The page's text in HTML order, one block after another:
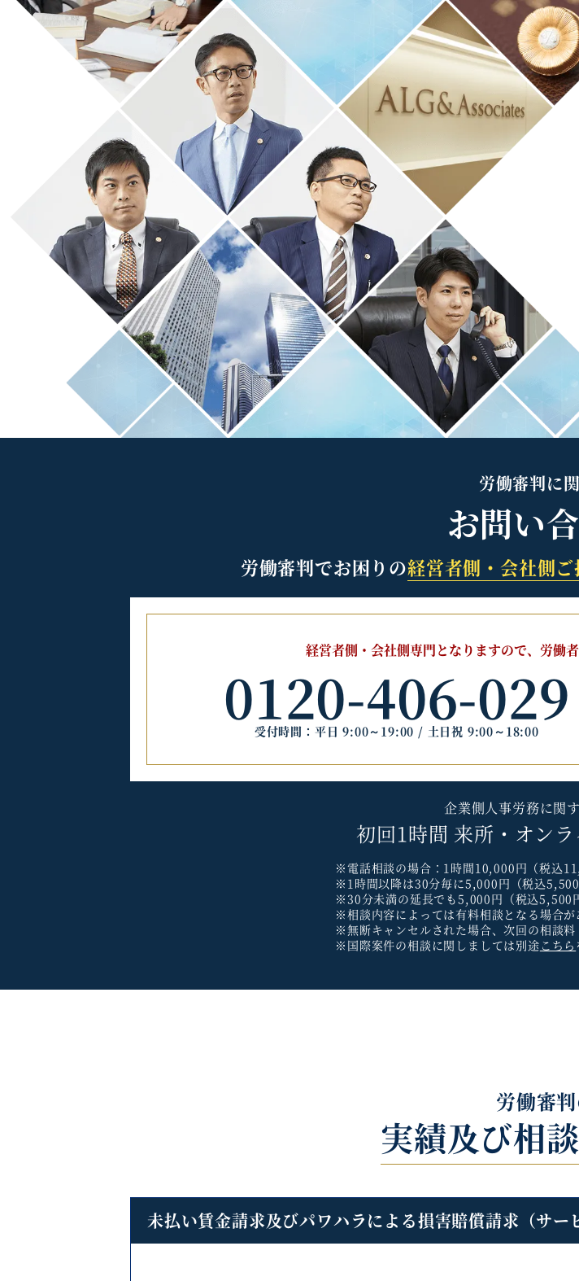
労働審判に
お問い
労働審判でお困りの経営者側・会社側
経営者側・会社側専門となりますので、 労働
0120-406-029
受付時間：平日 9:00～19:00 / 土日祝 9:00～18:00
企業側人事労務に関
初回1時間 来所・オン
※電話相談の場合：1時間10,000円（税込
※1時間以降は30分毎に5,000円（税込5,500
※30分未満の延長でも5,000円（税込5,500
※相談内容によっては有料相談となる場合が
※無断キャンセルされた場合、次回の相談
※国際案件の相談に関しましては別途 こちら
労働審
実績及び相
未払い賃金請求及びパワハラによる損害賠償請求（サー